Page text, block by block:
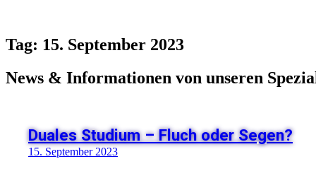
Tag: 15. September 2023
News & Informationen von unseren
Duales Studium – Fluch oder Segen?
15. September 2023